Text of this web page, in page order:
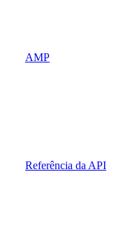
AMP
Referência da API